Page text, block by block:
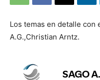
Los temas en detalle con
A.G.,Christian Arntz.